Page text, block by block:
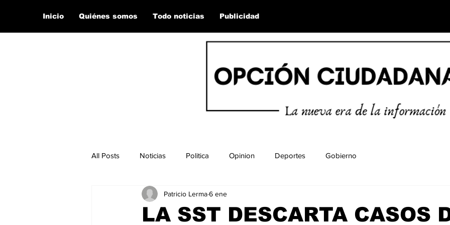
Inicio Quiénes somos Todo noticias Publicidad
All Posts Noticias Politica Opinion Deportes Gobierno
LA SST DESCARTA CASOS
Patricio Lerma6 ene